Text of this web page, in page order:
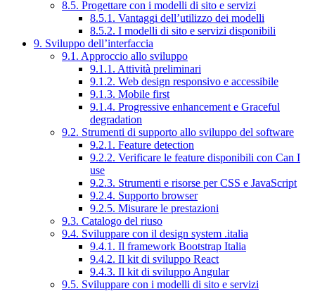
8.5. Progettare con i modelli di sito e servizi
8.5.1. Vantaggi dell’utilizzo dei modelli
8.5.2. I modelli di sito e servizi disponibili
9. Sviluppo dell’interfaccia
9.1. Approccio allo sviluppo
9.1.1. Attività preliminari
9.1.2. Web design responsivo e accessibile
9.1.3. Mobile first
9.1.4. Progressive enhancement e Graceful
degradation
9.2. Strumenti di supporto allo sviluppo del software
9.2.1. Feature detection
9.2.2. Verificare le feature disponibili con Can I
use
9.2.3. Strumenti e risorse per CSS e JavaScript
9.2.4. Supporto browser
9.2.5. Misurare le prestazioni
9.3. Catalogo del riuso
9.4. Sviluppare con il design system .italia
9.4.1. Il framework Bootstrap Italia
9.4.2. Il kit di sviluppo React
9.4.3. Il kit di sviluppo Angular
9.5. Sviluppare con i modelli di sito e servizi